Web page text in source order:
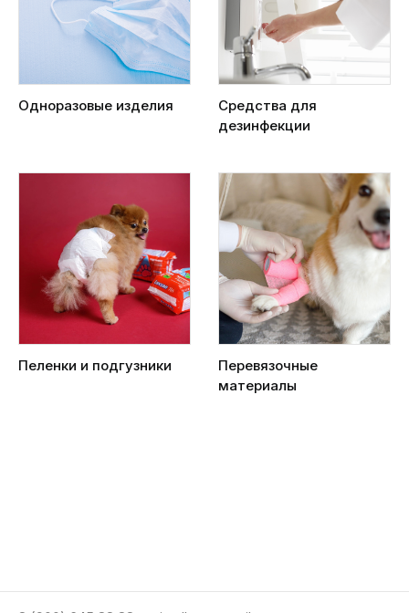
Одноразовые изделия
Средства для
дезинфекции
Пеленки и подгузники
Перевязочные
материалы